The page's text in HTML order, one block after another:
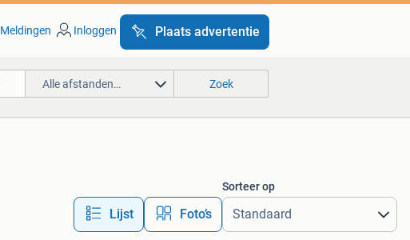
Meldingen Inloggen Plaats advertentie
Alle afstanden… Zoek
Lijst Foto’s
Sorteer op